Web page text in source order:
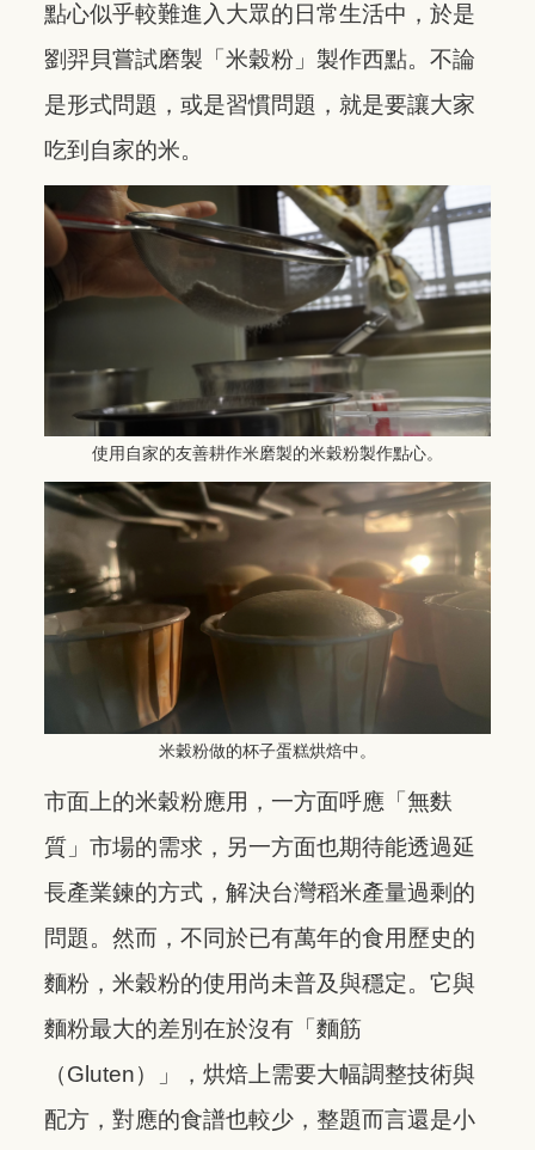
點心似乎較難進入大眾的日常生活中，於是
劉羿貝嘗試磨製「米穀粉」製作西點。不論
是形式問題，或是習慣問題，就是要讓大家
吃到自家的米。
使用自家的友善耕作米磨製的米穀粉製作點心。
米穀粉做的杯子蛋糕烘焙中。
市面上的米穀粉應用，一方面呼應「無麩
質」市場的需求，另一方面也期待能透過延
長產業鍊的方式，解決台灣稻米產量過剩的
問題。然而，不同於已有萬年的食用歷史的
麵粉，米穀粉的使用尚未普及與穩定。它與
麵粉最大的差別在於沒有「麵筋
（Gluten）」，烘焙上需要大幅調整技術與
配方，對應的食譜也較少，整題而言還是小